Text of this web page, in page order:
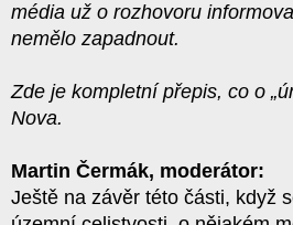
média už o rozhovoru
nemělo zapadnout.
Zde je kompletní přepis, co o
Nova.
Martin Čermák, moderátor:
Ještě na závěr této části, když